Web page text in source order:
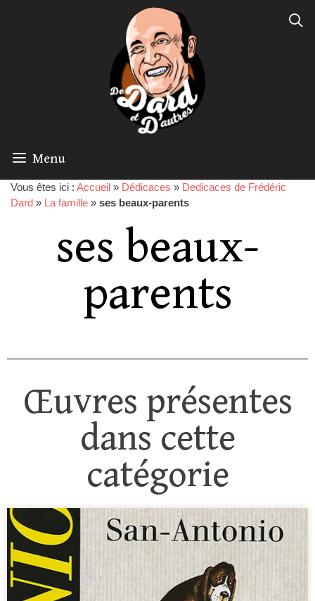
Menu
Vous êtes ici : Accueil » Dédicaces » Dedicaces de Frédéric
Dard » La famille » ses beaux-parents
ses beaux-
parents
Œuvres présentes
dans cette
catégorie